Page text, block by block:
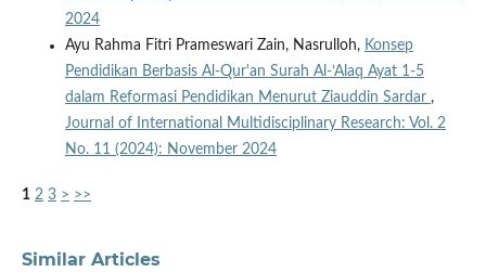
2024
Ayu Rahma Fitri Prameswari Zain, Nasrulloh, Konsep
Pendidikan Berbasis Al-Qur'an Surah Al-‘Alaq Ayat 1-5
dalam Reformasi Pendidikan Menurut Ziauddin Sardar ,
Journal of International Multidisciplinary Research: Vol. 2
No. 11 (2024): November 2024
1 2 3 > >>
Similar Articles